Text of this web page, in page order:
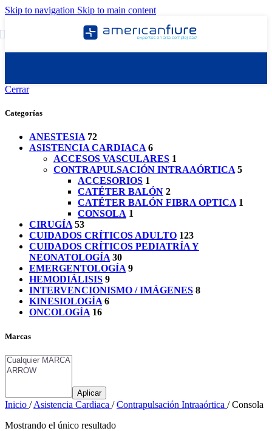
Skip to navigation Skip to main content
Cerrar
Categorías
ANESTESIA 72
ASISTENCIA CARDIACA 6
ACCESOS VASCULARES 1
CONTRAPULSACIÓN INTRAAÓRTICA 5
ACCESORIOS 1
CATÉTER BALÓN 2
CATÉTER BALÓN FIBRA OPTICA 1
CONSOLA 1
CIRUGÍA 53
CUIDADOS CRÍTICOS ADULTO 123
CUIDADOS CRÍTICOS PEDIATRÍA Y
NEONATOLOGÍA 30
EMERGENTOLOGÍA 9
HEMODIÁLISIS 9
INTERVENCIONISMO / IMÁGENES 8
KINESIOLOGÍA 6
ONCOLOGÍA 16
Marcas
Aplicar
Inicio / Asistencia Cardiaca / Contrapulsación Intraaórtica / Consola
Mostrando el único resultado